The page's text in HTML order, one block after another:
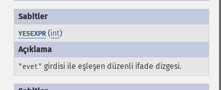
YESEXPR(int)
"evet" girdisi ile eşleşen düzenli ifade dizgesi.